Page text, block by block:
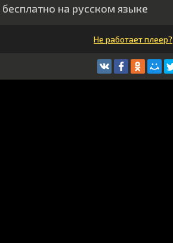
на русском языке
Не работает плеер?